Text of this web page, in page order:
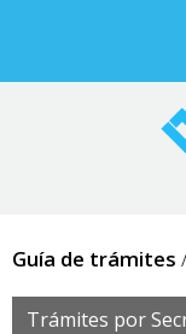
Guía de trámites
Trámites por